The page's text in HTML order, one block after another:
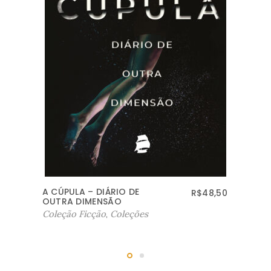
MORADA OCULTA R$54,50
Coleção Ficção,Coleções